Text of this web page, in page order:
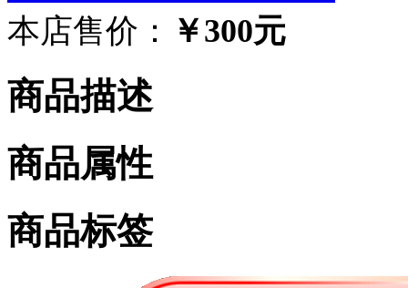
本店售价： ￥300元
商品描述
商品属性
商品标签